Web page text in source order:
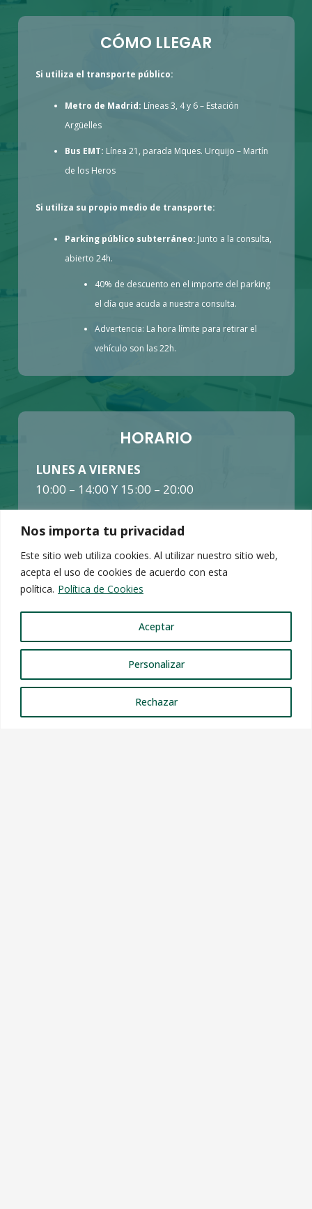
Nos importa tu privacidad
Este sitio web utiliza cookies. Al utilizar nuestro sitio web,
acepta el uso de cookies de acuerdo con esta
política. Política de Cookies
Personalizar
Rechazar
Aceptar
CÓMO LLEGAR
Si utiliza el transporte público:
Metro de Madrid: Líneas 3, 4 y 6 – Estación
Argüelles
Bus EMT: Línea 21, parada Mques. Urquijo – Martín
de los Heros
Si utiliza su propio medio de transporte:
Parking público subterráneo: Junto a la consulta,
abierto 24h.
40% de descuento en el importe del parking
el día que acuda a nuestra consulta.
Advertencia: La hora límite para retirar el
vehículo son las 22h.
HORARIO
LUNES A VIERNES
10:00 – 14:00 Y 15:00 – 20:00
SÁBADOS Y DOMINGOS
CERRADO